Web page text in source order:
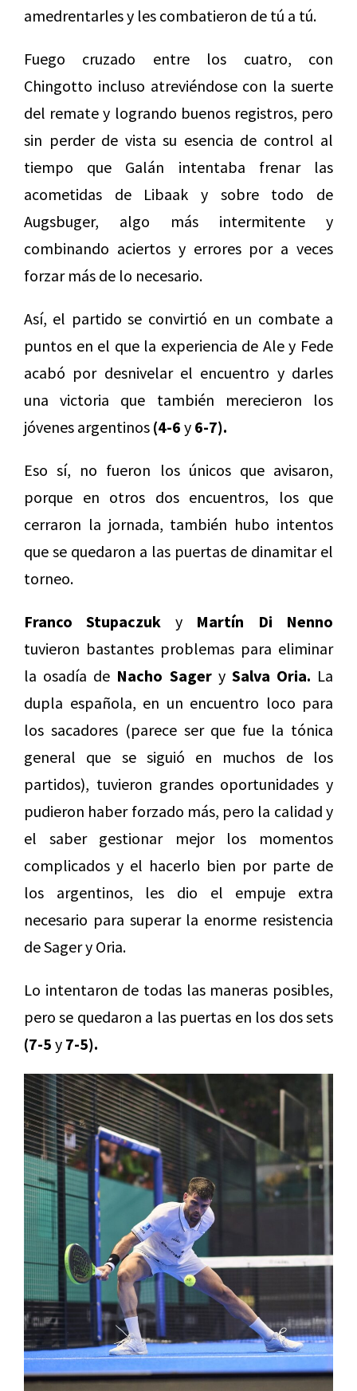
amedrentarles y les combatieron de tú a tú.
Fuego cruzado entre los cuatro, con
Chingotto incluso atreviéndose con la suerte
del remate y logrando buenos registros, pero
sin perder de vista su esencia de control al
tiempo que Galán intentaba frenar las
acometidas de Libaak y sobre todo de
Augsbuger, algo más intermitente y
combinando aciertos y errores por a veces
forzar más de lo necesario.
Así, el partido se convirtió en un combate a
puntos en el que la experiencia de Ale y Fede
acabó por desnivelar el encuentro y darles
una victoria que también merecieron los
jóvenes argentinos (4-6 y 6-7).
Eso sí, no fueron los únicos que avisaron,
porque en otros dos encuentros, los que
cerraron la jornada, también hubo intentos
que se quedaron a las puertas de dinamitar el
torneo.
Franco Stupaczuk y Martín Di Nenno
tuvieron bastantes problemas para eliminar
la osadía de Nacho Sagery Salva Oria. La
dupla española, en un encuentro loco para
los sacadores (parece ser que fue la tónica
general que se siguió en muchos de los
partidos), tuvieron grandes oportunidades y
pudieron haber forzado más, pero la calidad y
el saber gestionar mejor los momentos
complicados y el hacerlo bien por parte de
los argentinos, les dio el empuje extra
necesario para superar la enorme resistencia
de Sager y Oria.
Lo intentaron de todas las maneras posibles,
pero se quedaron a las puertas en los dos sets
(7-5 y 7-5).